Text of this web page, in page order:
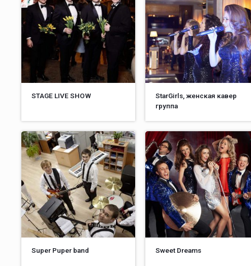
STAGE LIVE SHOW
StarGirls, женская кавер
группа
Super Puper band Sweet Dreams